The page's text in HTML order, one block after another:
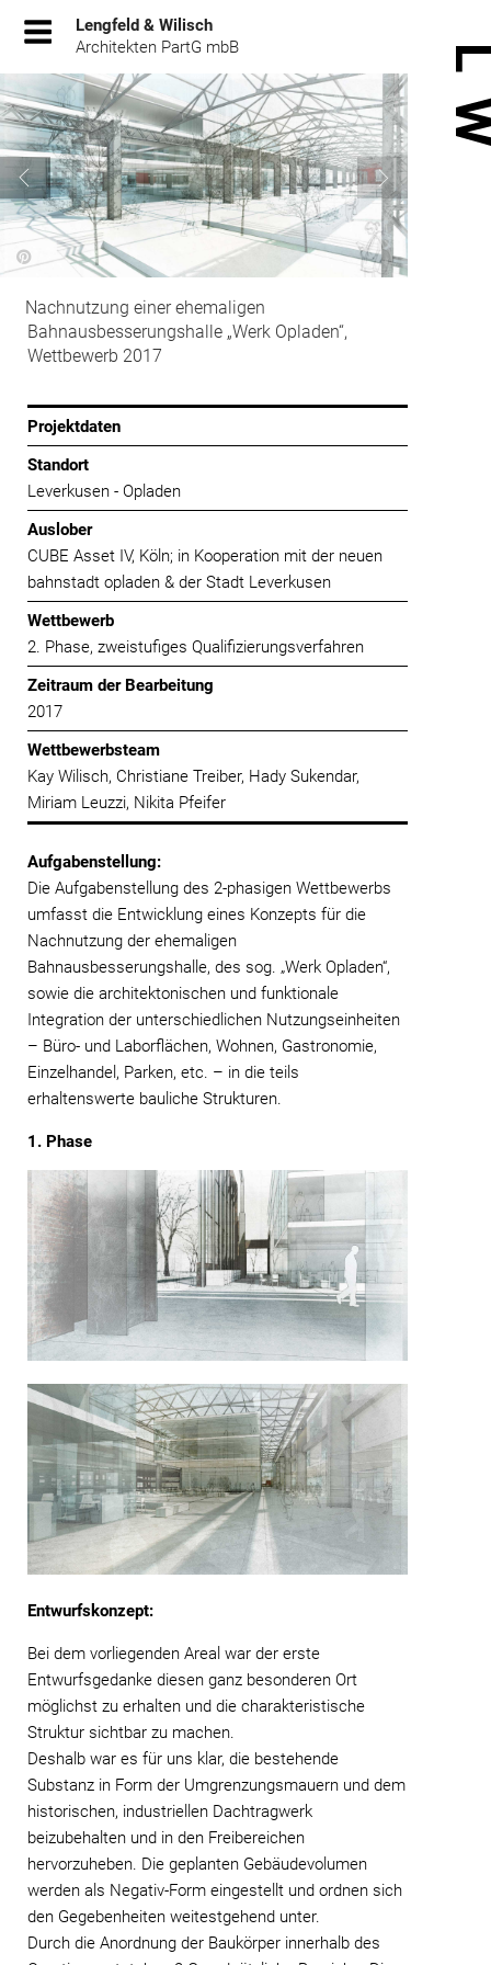
Inhalt
springen
Lengfeld & Wilisch
Architekten PartG mbB
Nachnutzung einer ehemaligen
Bahnausbesserungshalle „Werk Opladen“,
Wettbewerb 2017
Projektdaten
Standort
Leverkusen - Opladen
Auslober
CUBE Asset IV, Köln; in Kooperation mit der neuen
bahnstadt opladen & der Stadt Leverkusen
Wettbewerb
2. Phase, zweistufiges Qualifizierungsverfahren
Zeitraum der Bearbeitung
2017
Wettbewerbsteam
Kay Wilisch, Christiane Treiber, Hady Sukendar,
Miriam Leuzzi, Nikita Pfeifer
Aufgabenstellung:
Die Aufgabenstellung des 2-phasigen Wettbewerbs
umfasst die Entwicklung eines Konzepts für die
Nachnutzung der ehemaligen
Bahnausbesserungshalle, des sog. „Werk Opladen“,
sowie die architektonischen und funktionale
Integration der unterschiedlichen Nutzungseinheiten
– Büro- und Laborflächen, Wohnen, Gastronomie,
Einzelhandel, Parken, etc. – in die teils
erhaltenswerte bauliche Strukturen.
1. Phase
Entwurfskonzept:
Bei dem vorliegenden Areal war der erste
Entwurfsgedanke diesen ganz besonderen Ort
möglichst zu erhalten und die charakteristische
Struktur sichtbar zu machen.
Deshalb war es für uns klar, die bestehende
Substanz in Form der Umgrenzungsmauern und dem
historischen, industriellen Dachtragwerk
beizubehalten und in den Freibereichen
hervorzuheben. Die geplanten Gebäudevolumen
werden als Negativ-Form eingestellt und ordnen sich
den Gegebenheiten weitestgehend unter.
Durch die Anordnung der Baukörper innerhalb des